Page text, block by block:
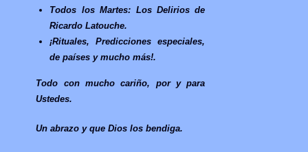
Todos los Martes: Los Delirios de
Ricardo Latouche.
¡Rituales, Predicciones especiales,
de países y mucho más!.
Todo con mucho cariño, por y para
Ustedes.
Un abrazo y que Dios los bendiga.